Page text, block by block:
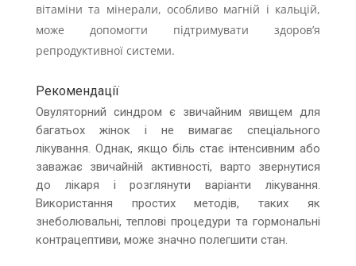
вітаміни та мінерали, особливо магній і кальцій,
може допомогти підтримувати здоров’я
репродуктивної системи.
Рекомендації
Овуляторний синдром є звичайним явищем для
багатьох жінок і не вимагає спеціального
лікування. Однак, якщо біль стає інтенсивним або
заважає звичайній активності, варто звернутися
до лікаря і розглянути варіанти лікування.
Використання простих методів, таких як
знеболювальні, теплові процедури та гормональні
контрацептиви, може значно полегшити стан.